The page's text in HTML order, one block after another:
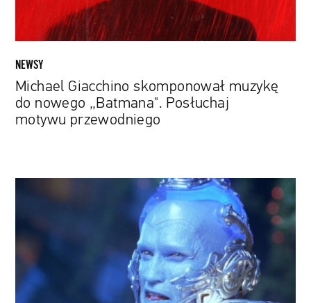
motywu
przewodniego
NEWSY
Michael Giacchino skomponował muzykę
do nowego „Batmana". Posłuchaj
motywu przewodniego
Batmana.
Schwarzenegger
wie